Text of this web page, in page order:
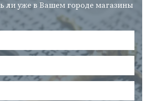
ли уже в Вашем городе магазины